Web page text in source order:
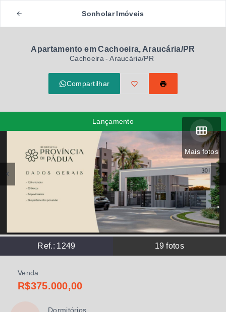
Sonholar Imóveis
Apartamento em Cachoeira, Araucária/PR
Cachoeira - Araucária/PR
Compartilhar
Mais fotos
Ref.: 1249 19 fotos
Lançamento
Venda
R$375.000,00
Dormitórios